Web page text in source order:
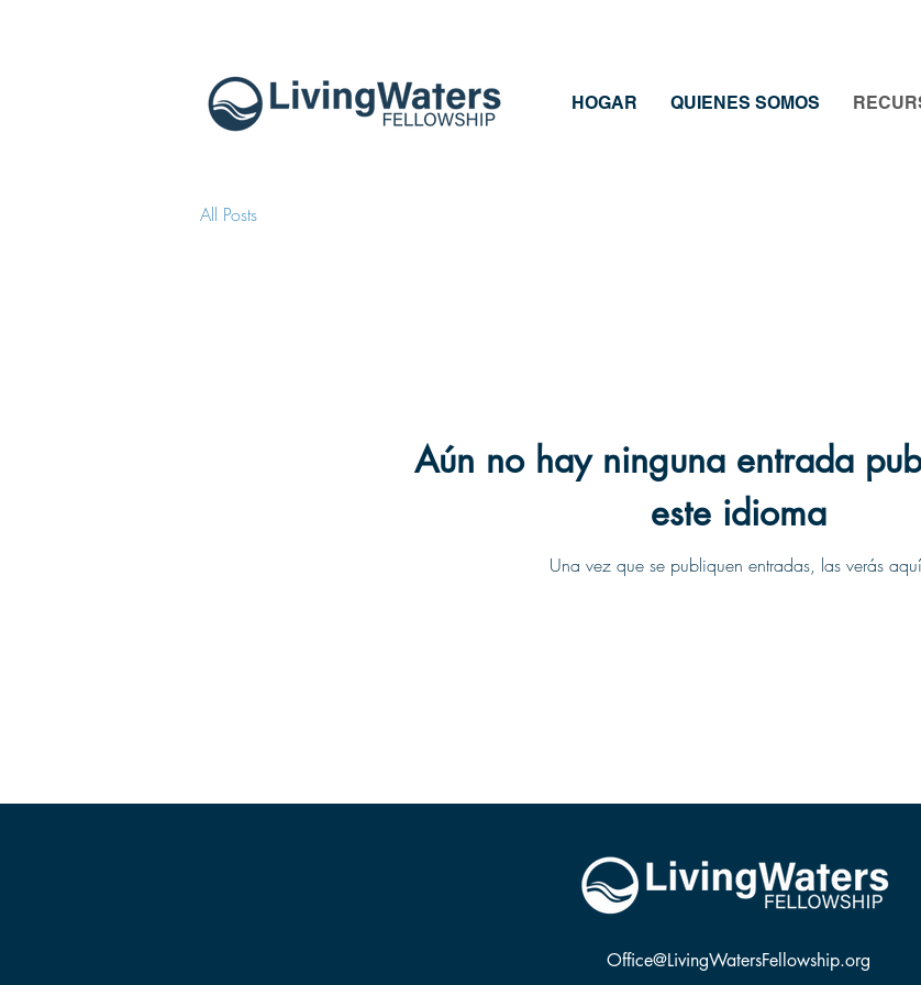
HOGAR QUIENES SOMOS
All Posts
Aún no hay ninguna entrada
este idioma
Una vez que se publiquen entradas, las verás
Office@LivingWatersFellowship.org